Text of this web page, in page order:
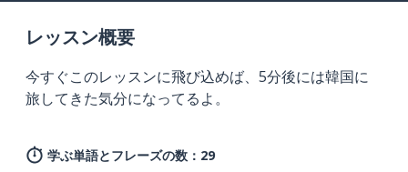
レッスン概要
今すぐこのレッスンに飛び込めば、5分後には韓国に
旅してきた気分になってるよ。
学ぶ単語とフレーズの数：29